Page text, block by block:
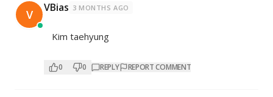
V VBias 3 MONTHS AGO
Kim taehyung
0 0 REPLY REPORT COMMENT